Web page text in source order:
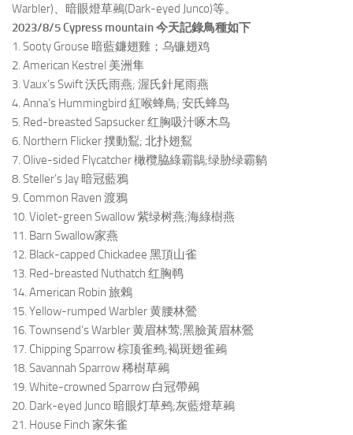
Warbler)、暗眼燈草鵐(Dark-eyed Junco)等。
2023/8/5 Cypress mountain 今天記錄鳥種如下
1. Sooty Grouse 暗藍鐮翅雞；乌镰翅鸡
2. American Kestrel 美洲隼
3. Vaux’s Swift 沃氏雨燕; 渥氏針尾雨燕
4. Anna’s Hummingbird 紅喉蜂鳥; 安氏蜂鸟
5. Red-breasted Sapsucker 红胸吸汁啄木鸟
6. Northern Flicker 撲動鴷; 北扑翅鴷
7. Olive-sided Flycatcher 橄欖脇綠霸鶲;绿胁绿霸鹟
8. Steller’s Jay 暗冠藍鴉
9. Common Raven 渡鴉
10. Violet-green Swallow 紫绿树燕;海綠樹燕
11. Barn Swallow家燕
12. Black-capped Chickadee 黑頂山雀
13. Red-breasted Nuthatch 红胸䴓
14. American Robin 旅鶇
15. Yellow-rumped Warbler 黄腰林鶯
16. Townsend’s Warbler 黄眉林莺;黑臉黃眉林鶯
17. Chipping Sparrow 棕顶雀鹀;褐斑翅雀鵐
18. Savannah Sparrow 稀樹草鵐
19. White-crowned Sparrow 白冠帶鵐
20. Dark-eyed Junco 暗眼灯草鹀;灰藍燈草鵐
21. House Finch 家朱雀